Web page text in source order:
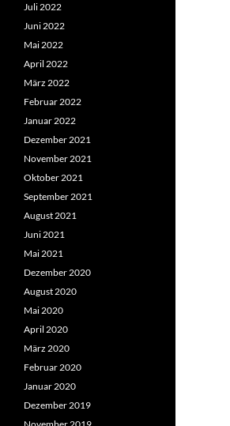
Juli 2022
Juni 2022
Mai 2022
April 2022
März 2022
Februar 2022
Januar 2022
Dezember 2021
November 2021
Oktober 2021
September 2021
August 2021
Juni 2021
Mai 2021
Dezember 2020
August 2020
Mai 2020
April 2020
März 2020
Februar 2020
Januar 2020
Dezember 2019